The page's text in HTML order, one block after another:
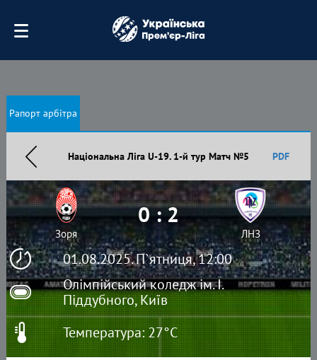
Рапорт арбітра
Національна Ліга U-19. 1-й тур Матч №5 PDF
01.08.2025. П`ятниця, 12:00
Олімпійський коледж ім. І.
Піддубного, Київ
Зоря
0 : 2
ЛНЗ
Температура: 27°C